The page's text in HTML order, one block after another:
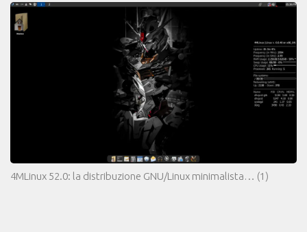
4MLinux 52.0: la distribuzione GNU/Linux minimalista… (1)